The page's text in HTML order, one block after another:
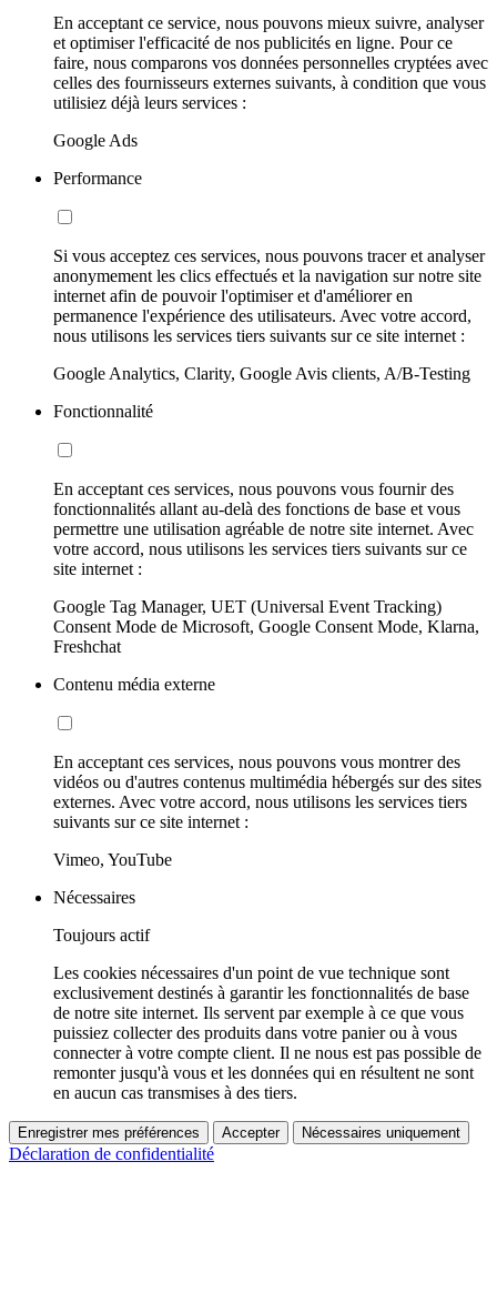
En acceptant ce service, nous pouvons mieux suivre, analyser
et optimiser l'efficacité de nos publicités en ligne. Pour ce
faire, nous comparons vos données personnelles cryptées avec
celles des fournisseurs externes suivants, à condition que vous
utilisiez déjà leurs services :
Google Ads
Performance
Si vous acceptez ces services, nous pouvons tracer et analyser
anonymement les clics effectués et la navigation sur notre site
internet afin de pouvoir l'optimiser et d'améliorer en
permanence l'expérience des utilisateurs. Avec votre accord,
nous utilisons les services tiers suivants sur ce site internet :
Google Analytics, Clarity, Google Avis clients, A/B-Testing
Fonctionnalité
En acceptant ces services, nous pouvons vous fournir des
fonctionnalités allant au-delà des fonctions de base et vous
permettre une utilisation agréable de notre site internet. Avec
votre accord, nous utilisons les services tiers suivants sur ce
site internet :
Google Tag Manager, UET (Universal Event Tracking)
Consent Mode de Microsoft, Google Consent Mode, Klarna,
Freshchat
Contenu média externe
En acceptant ces services, nous pouvons vous montrer des
vidéos ou d'autres contenus multimédia hébergés sur des sites
externes. Avec votre accord, nous utilisons les services tiers
suivants sur ce site internet :
Vimeo, YouTube
Nécessaires
Toujours actif
Les cookies nécessaires d'un point de vue technique sont
exclusivement destinés à garantir les fonctionnalités de base
de notre site internet. Ils servent par exemple à ce que vous
puissiez collecter des produits dans votre panier ou à vous
connecter à votre compte client. Il ne nous est pas possible de
remonter jusqu'à vous et les données qui en résultent ne sont
en aucun cas transmises à des tiers.
Enregistrer mes préférences Accepter Nécessaires uniquement
Déclaration de confidentialité